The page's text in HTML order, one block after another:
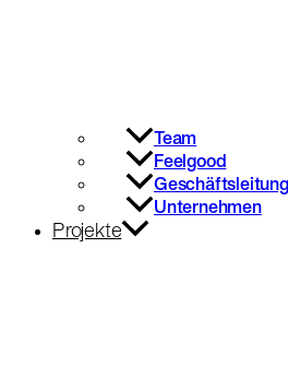
Team
Feelgood
Geschäftsleitung
Unternehmen
Projekte